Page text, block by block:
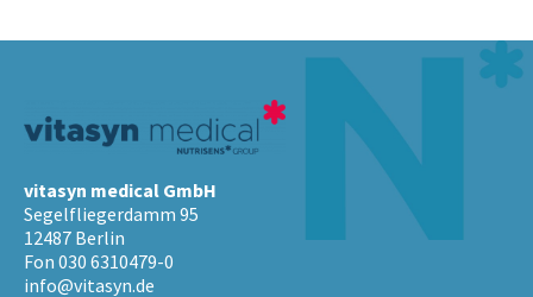
vitasyn medical GmbH
Segelfliegerdamm 95
12487 Berlin
Fon 030 6310479-0
info@vitasyn.de